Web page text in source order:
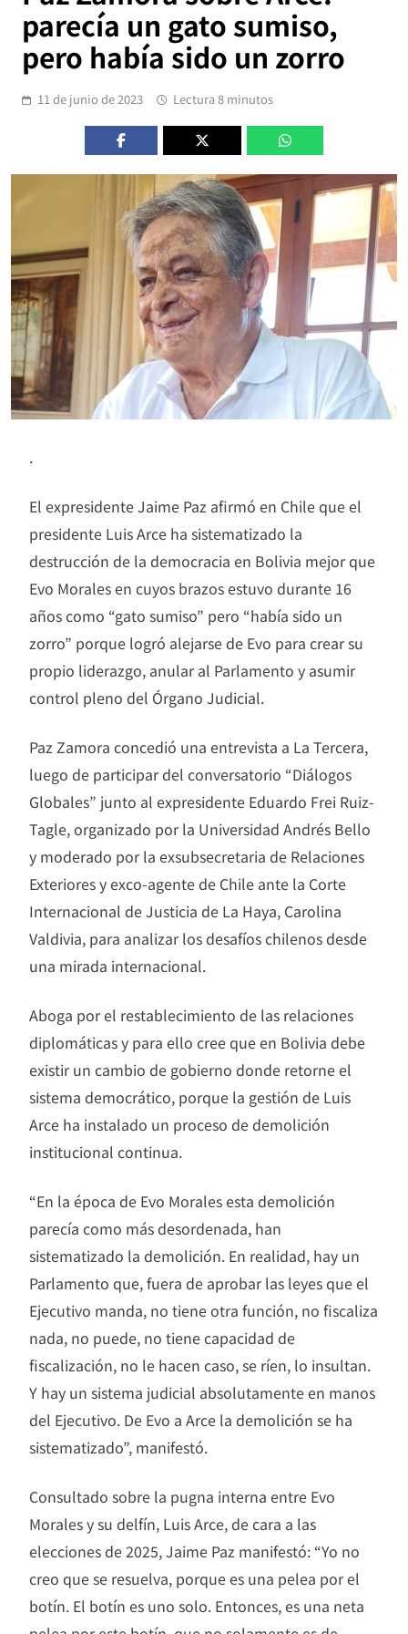
parecía un gato sumiso,
pero había sido un zorro
11 de junio de 2023 Lectura 8 minutos
.
El expresidente Jaime Paz afirmó en Chile que el
presidente Luis Arce ha sistematizado la
destrucción de la democracia en Bolivia mejor que
Evo Morales en cuyos brazos estuvo durante 16
años como “gato sumiso” pero “había sido un
zorro” porque logró alejarse de Evo para crear su
propio liderazgo, anular al Parlamento y asumir
control pleno del Órgano Judicial.
Paz Zamora concedió una entrevista a La Tercera,
luego de participar del conversatorio “Diálogos
Globales” junto al expresidente Eduardo Frei Ruiz-
Tagle, organizado por la Universidad Andrés Bello
y moderado por la exsubsecretaria de Relaciones
Exteriores y exco-agente de Chile ante la Corte
Internacional de Justicia de La Haya, Carolina
Valdivia, para analizar los desafíos chilenos desde
una mirada internacional.
Aboga por el restablecimiento de las relaciones
diplomáticas y para ello cree que en Bolivia debe
existir un cambio de gobierno donde retorne el
sistema democrático, porque la gestión de Luis
Arce ha instalado un proceso de demolición
institucional continua.
“En la época de Evo Morales esta demolición
parecía como más desordenada, han
sistematizado la demolición. En realidad, hay un
Parlamento que, fuera de aprobar las leyes que el
Ejecutivo manda, no tiene otra función, no fiscaliza
nada, no puede, no tiene capacidad de
fiscalización, no le hacen caso, se ríen, lo insultan.
Y hay un sistema judicial absolutamente en manos
del Ejecutivo. De Evo a Arce la demolición se ha
sistematizado”, manifestó.
Consultado sobre la pugna interna entre Evo
Morales y su delfín, Luis Arce, de cara a las
elecciones de 2025, Jaime Paz manifestó: “Yo no
creo que se resuelva, porque es una pelea por el
botín. El botín es uno solo. Entonces, es una neta